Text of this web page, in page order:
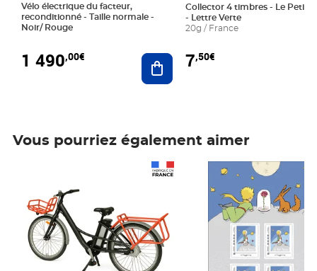
Vélo électrique du facteur,
reconditionné - Taille normale -
Noir/ Rouge
1 490,00€ Ajouter au panier
Collector 4 timbres - Le Petit
- Lettre Verte
20g / France
7,50€
Vous pourriez également aimer
Prix 7,50€